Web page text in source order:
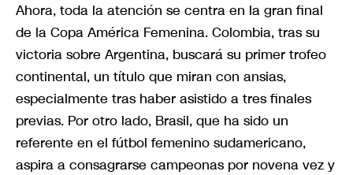
Ahora, toda la atención se centra en la gran final
de la Copa América Femenina. Colombia, tras su
victoria sobre Argentina, buscará su primer trofeo
continental, un título que miran con ansias,
especialmente tras haber asistido a tres finales
previas. Por otro lado, Brasil, que ha sido un
referente en el fútbol femenino sudamericano,
aspira a consagrarse campeonas por novena vez y